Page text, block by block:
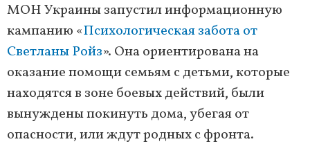
МОН Украины запустил информационную
кампанию «Психологическая забота от
Светланы Ройз». Она ориентирована на
оказание помощи семьям с детьми, которые
находятся в зоне боевых действий, были
вынуждены покинуть дома, убегая от
опасности, или ждут родных с фронта.